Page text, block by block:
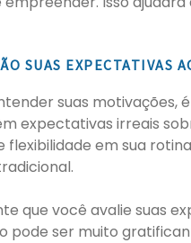
SUAS EXPECTATIVAS
suas motivações,
expectativas irreais
flexibilidade em sua
que você avalie suas
pode ser muito